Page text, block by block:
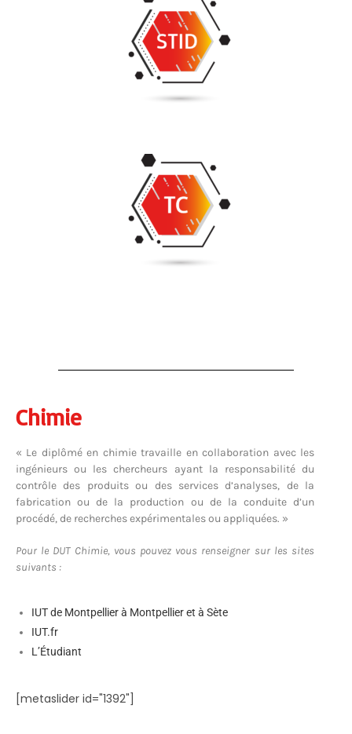
Chimie
« Le diplômé en chimie travaille en collaboration avec les
ingénieurs ou les chercheurs ayant la responsabilité du
contrôle des produits ou des services d’analyses, de la
fabrication ou de la production ou de la conduite d’un
procédé, de recherches expérimentales ou appliquées. »
Pour le DUT Chimie, vous pouvez vous renseigner sur les sites
suivants :
IUT de Montpellier à Montpellier et à Sète
IUT.fr
L’Étudiant
[metaslider id="1392"]